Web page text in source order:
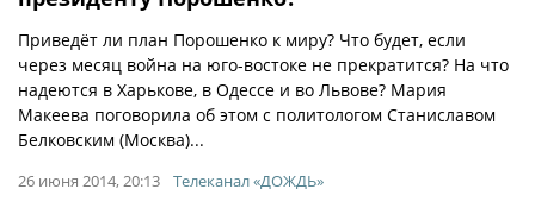
Приведёт ли план Порошенко к миру? Что будет, если
через месяц война на юго-востоке не прекратится? На что
надеются в Харькове, в Одессе и во Львове? Мария
Макеева поговорила об этом с политологом Станиславом
Белковским (Москва)...
26 июня 2014, 20:13 Телеканал «ДОЖДЬ»